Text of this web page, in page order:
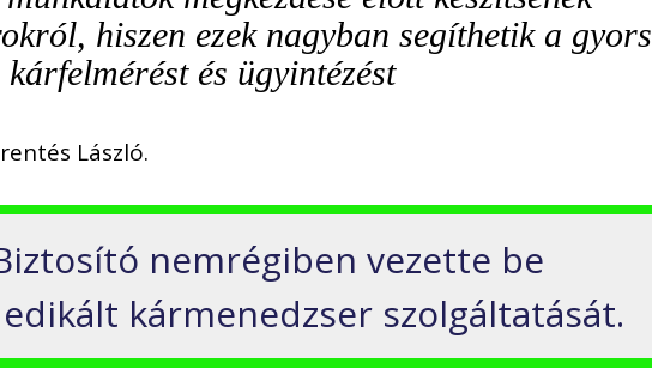
hiszen ezek nagyban segíthetik a gyors
kárfelmérést és ügyintézést
László.
nemrégiben vezette be
kármenedzser szolgáltatását.